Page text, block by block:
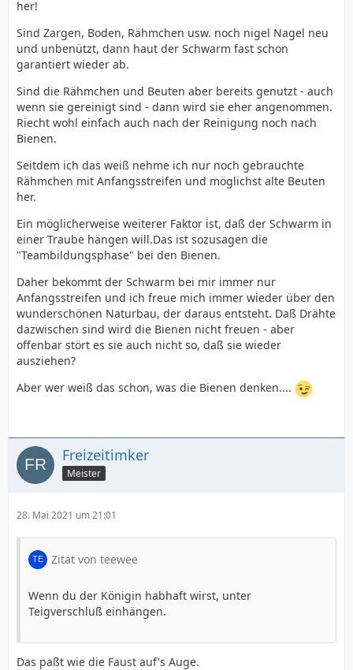
her!
Sind Zargen, Boden, Rähmchen usw. noch nigel Nagel neu
und unbenützt, dann haut der Schwarm fast schon
garantiert wieder ab.
Sind die Rähmchen und Beuten aber bereits genutzt - auch
wenn sie gereinigt sind - dann wird sie eher angenommen.
Riecht wohl einfach auch nach der Reinigung noch nach
Bienen.
Seitdem ich das weiß nehme ich nur noch gebrauchte
Rähmchen mit Anfangsstreifen und möglichst alte Beuten
her.
Ein möglicherweise weiterer Faktor ist, daß der Schwarm in
einer Traube hängen will.Das ist sozusagen die
"Teambildungsphase" bei den Bienen.
Daher bekommt der Schwarm bei mir immer nur
Anfangsstreifen und ich freue mich immer wieder über den
wunderschönen Naturbau, der daraus entsteht. Daß Drähte
dazwischen sind wird die Bienen nicht freuen - aber
offenbar stört es sie auch nicht so, daß sie wieder
ausziehen?
Aber wer weiß das schon, was die Bienen denken....
Freizeitimker
Meister
28. Mai 2021 um 21:01
Zitat von teewee
Wenn du der Königin habhaft wirst, unter
Teigverschluß einhängen.
Das paßt wie die Faust auf's Auge.